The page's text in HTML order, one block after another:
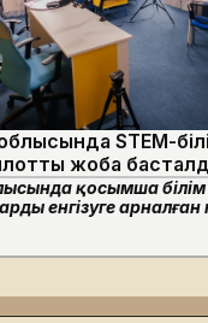
STEM-
жоба
қосымша білім
енгізуге